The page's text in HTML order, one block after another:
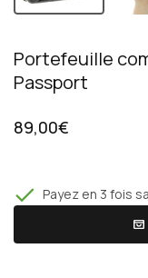
Portefeuille
Passport
89,00€
Payez en 3 fois